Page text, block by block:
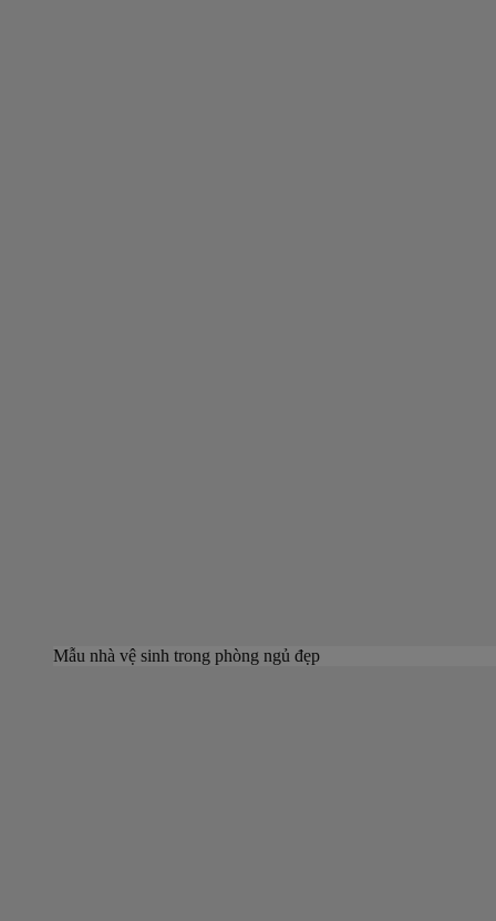
Mẫu nhà vệ sinh trong phòng ngủ đẹp